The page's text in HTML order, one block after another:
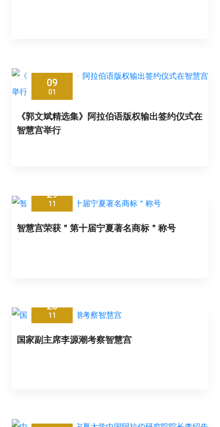
09
01
《郭文斌精选集》阿拉伯语版权输出签约仪式在
智慧宫举行
29
11
智慧宫荣获＂第十届宁夏著名商标＂称号
25
11
国家副主席李源潮考察智慧宫